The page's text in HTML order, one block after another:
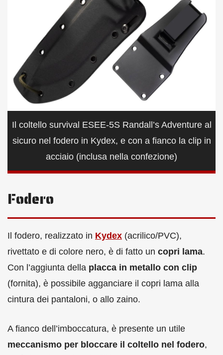
Il coltello survival ESEE-5S Randall’s Adventure al
sicuro nel fodero in Kydex, e con a fianco la clip in
acciaio (inclusa nella confezione)
Fodero
Il fodero, realizzato in Kydex (acrilico/PVC),
rivettato e di colore nero, è di fatto un copri lama.
Con l’aggiunta della placca in metallo con clip
(fornita), è possibile agganciare il copri lama alla
cintura dei pantaloni, o allo zaino.
A fianco dell’imboccatura, è presente un utile
meccanismo per bloccare il coltello nel fodero,